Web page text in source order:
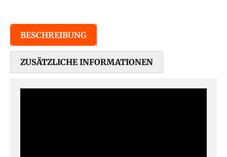
BESCHREIBUNG
ZUSÄTZLICHE INFORMATIONEN